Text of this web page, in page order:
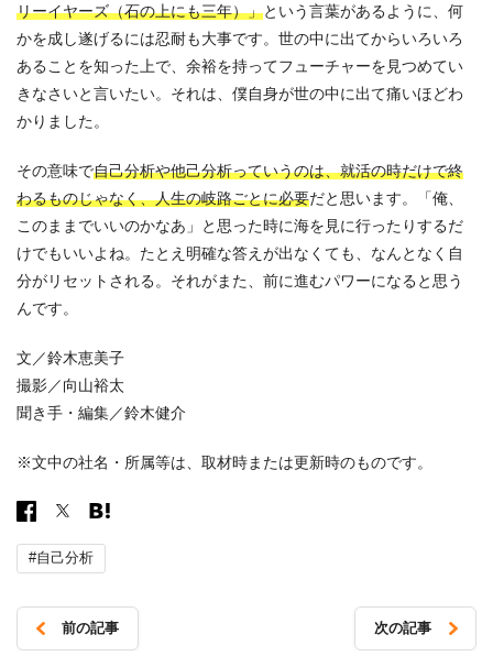
リーイヤーズ（石の上にも三年）」という言葉があるように、何
かを成し遂げるには忍耐も大事です。世の中に出てからいろいろ
あることを知った上で、余裕を持ってフューチャーを見つめてい
きなさいと言いたい。それは、僕自身が世の中に出て痛いほどわ
かりました。
その意味で自己分析や他己分析っていうのは、就活の時だけで終
わるものじゃなく、人生の岐路ごとに必要だと思います。「俺、
このままでいいのかなあ」と思った時に海を見に行ったりするだ
けでもいいよね。たとえ明確な答えが出なくても、なんとなく自
分がリセットされる。それがまた、前に進むパワーになると思う
んです。
文／鈴木恵美子
撮影／向山裕太
聞き手・編集／鈴木健介
※文中の社名・所属等は、取材時または更新時のものです。
#自己分析
前の記事 次の記事